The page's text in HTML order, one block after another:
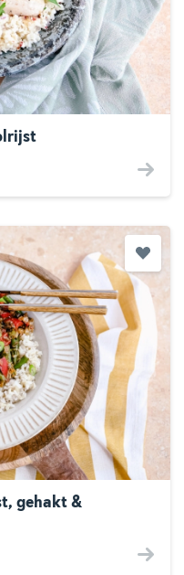
gehakt &